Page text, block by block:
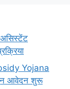
Yojana
आवेदन शुरू